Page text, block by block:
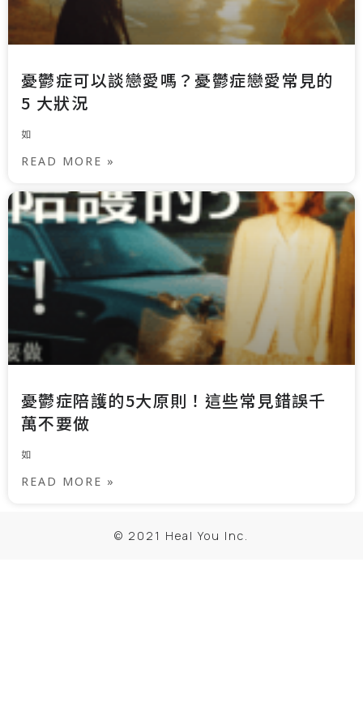
憂鬱症可以談戀愛嗎？憂鬱症戀愛常見的
5 大狀況
如
READ MORE »
憂鬱症陪護的5大原則！這些常見錯誤千
萬不要做
如
READ MORE »
© 2021 Heal You Inc.